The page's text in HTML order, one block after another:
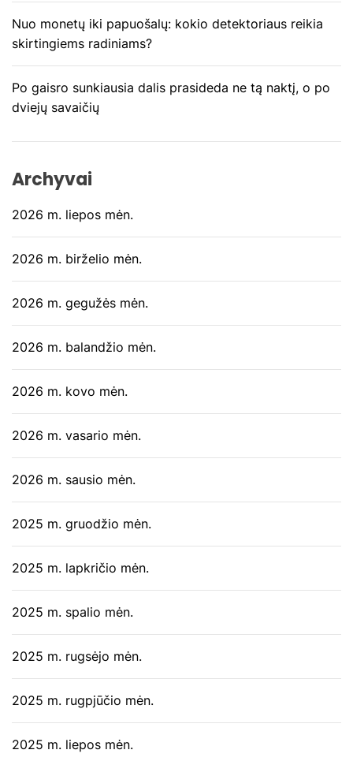
p
į
r
a
š
ų
Nuo monetų iki papuošalų: kokio detektoriaus reikia
skirtingiems radiniams?
Po gaisro sunkiausia dalis prasideda ne tą naktį, o po
dviejų savaičių
Archyvai
2026 m. liepos mėn.
2026 m. birželio mėn.
2026 m. gegužės mėn.
2026 m. balandžio mėn.
2026 m. kovo mėn.
2026 m. vasario mėn.
2026 m. sausio mėn.
2025 m. gruodžio mėn.
2025 m. lapkričio mėn.
2025 m. spalio mėn.
2025 m. rugsėjo mėn.
2025 m. rugpjūčio mėn.
2025 m. liepos mėn.